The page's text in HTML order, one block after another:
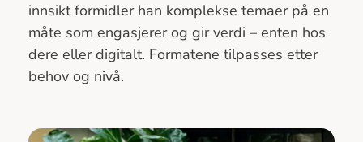
innsikt formidler han komplekse temaer på en
måte som engasjerer og gir verdi – enten hos
dere eller digitalt. Formatene tilpasses etter
behov og nivå.